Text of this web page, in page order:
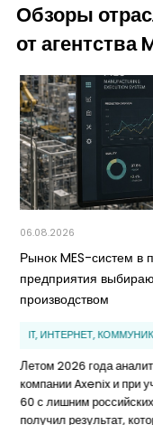
Обзоры
от агентства
06.08.2026
Рынок MES-систем в
предприятия
производством
IT, ИНТЕРНЕТ,
Летом 2026 года
компании Axenix и при
60 с лишним
получил результат,